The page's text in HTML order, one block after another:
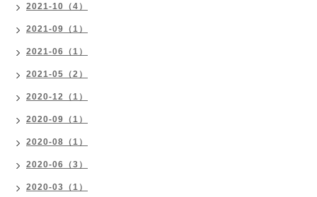
2021-10（4）
2021-09（1）
2021-06（1）
2021-05（2）
2020-12（1）
2020-09（1）
2020-08（1）
2020-06（3）
2020-03（1）